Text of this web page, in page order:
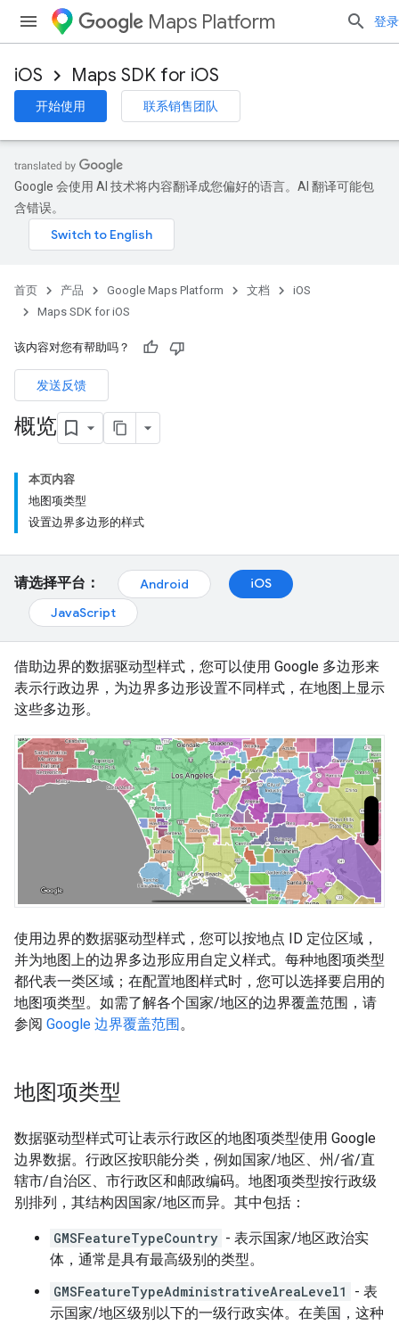
Maps Platform 登录
iOS Maps SDK for iOS
开始使用 联系销售团队
Google 会使用 AI 技术将内容翻译成您偏好的语言。AI 翻译可能包
含错误。
首页 产品 Google Maps Platform 文档
iOS
Maps SDK for iOS
该内容对您有帮助吗？
发送反馈
概览
本页内容
地图项类型
设置边界多边形的样式
请选择平台： Android
iOS
JavaScript
借助边界的数据驱动型样式，您可以使用 Google 多边形来
表示行政边界，为边界多边形设置不同样式，在地图上显示
这些多边形。
使用边界的数据驱动型样式，您可以按地点 ID 定位区域，
并为地图上的边界多边形应用自定义样式。每种地图项类型
都代表一类区域；在配置地图样式时，您可以选择要启用的
地图项类型。如需了解各个国家/地区的边界覆盖范围，请
参阅 Google 边界覆盖范围 。
地图项类型
数据驱动型样式可让表示行政区的地图项类型使用 Google
边界数据。行政区按职能分类，例如国家/地区、州/省/直
辖市/自治区、市行政区和邮政编码。地图项类型按行政级
别排列，其结构因国家/地区而异。其中包括：
GMSFeatureTypeCountry - 表示国家/地区政治实
体，通常是具有最高级别的类型。
GMSFeatureTypeAdministrativeAreaLevel1
- 表
示国家/地区级别以下的一级行政实体。在美国，这种